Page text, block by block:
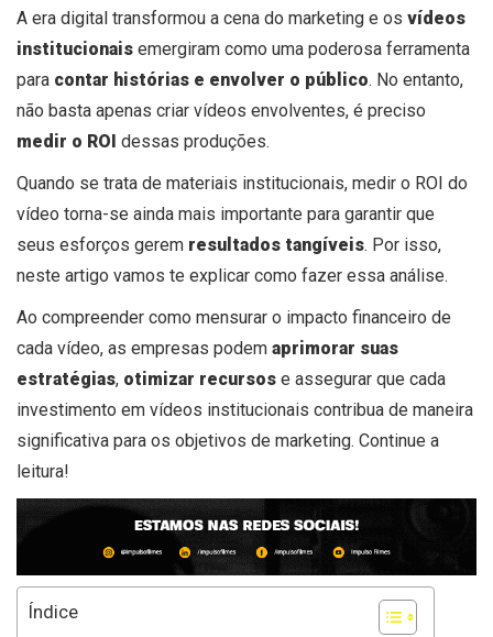
A era digital transformou a cena do marketing e os vídeos
institucionais emergiram como uma poderosa ferramenta
para contar histórias e envolver o público. No entanto,
não basta apenas criar vídeos envolventes, é preciso
medir o ROI dessas produções.
Quando se trata de materiais institucionais, medir o ROI do
vídeo torna-se ainda mais importante para garantir que
seus esforços gerem resultados tangíveis. Por isso,
neste artigo vamos te explicar como fazer essa análise.
Ao compreender como mensurar o impacto financeiro de
cada vídeo, as empresas podem aprimorar suas
estratégias, otimizar recursos e assegurar que cada
investimento em vídeos institucionais contribua de maneira
significativa para os objetivos de marketing. Continue a
leitura!
Índice